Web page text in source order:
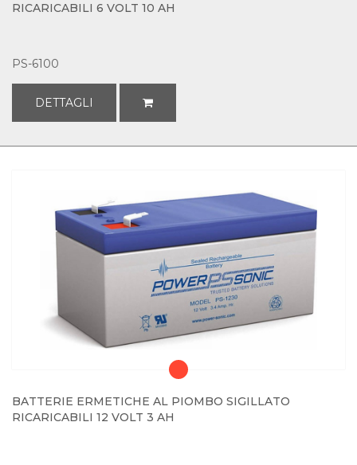
RICARICABILI 6 VOLT 10 AH
PS-6100
DETTAGLI
BATTERIE ERMETICHE AL PIOMBO SIGILLATO
RICARICABILI 12 VOLT 3 AH